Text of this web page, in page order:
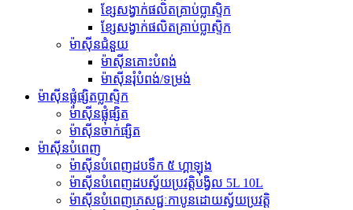
ខ្សែសង្វាក់ផលិតគ្រាប់ប្លាស្ទិក
ខ្សែសង្វាក់ផលិតគ្រាប់ប្លាស្ទិក
ម៉ាស៊ីនជំនួយ
ម៉ាស៊ីន​គោះ​បំពង់
ម៉ាស៊ីនរុំបំពង់/ទម្រង់
ម៉ាស៊ីនផ្លុំផ្សិតប្លាស្ទិក
ម៉ាស៊ីនផ្លុំផ្សិត
ម៉ាស៊ីនចាក់ផ្សិត
ម៉ាស៊ីនបំពេញ
ម៉ាស៊ីនបំពេញដបទឹក ៥ ហ្គាឡុង
ម៉ាស៊ីនបំពេញដបស្វ័យប្រវត្តិបង្វិល 5L 10L
ម៉ាស៊ីនបំពេញភេសជ្ជៈកាបូនដោយស្វ័យប្រវត្តិ